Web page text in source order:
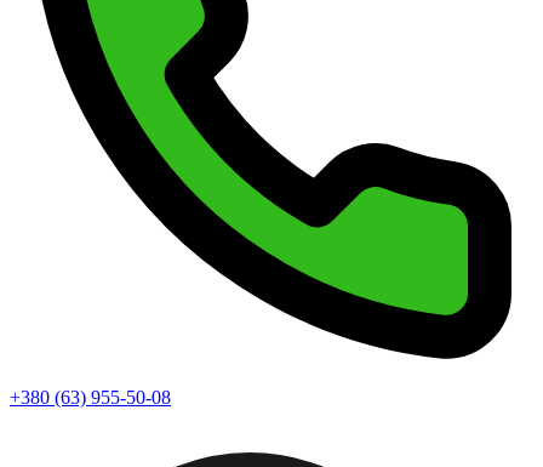
+380 (63) 955-50-08